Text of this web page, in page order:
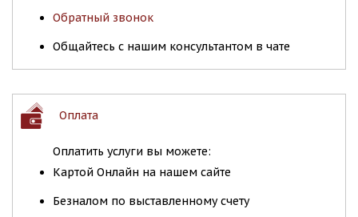
Обратный звонок
Общайтесь с нашим консультантом в чате
Оплата
Оплатить услуги вы можете:
Картой Онлайн на нашем сайте
Безналом по выставленному счету